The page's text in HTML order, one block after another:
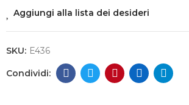
Aggiungi alla lista dei desideri
SKU: E436